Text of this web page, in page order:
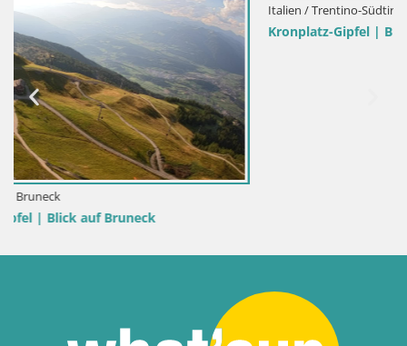
Italien / Trentino-Südtirol / Bruneck
Kronplatz-Gipfel | Blick nach Olang – Valdaora